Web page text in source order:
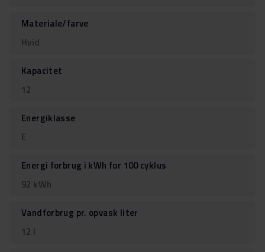
Materiale/farve
Hvid
Kapacitet
12
Energiklasse
E
Energi forbrug i kWh for 100 cyklus
92 kWh
Vandforbrug pr. opvask liter
12 l